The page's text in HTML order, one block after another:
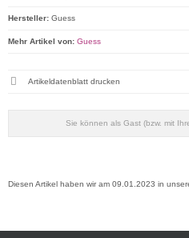
Sie können als Gast (bzw. mit
Hersteller: Guess
Mehr Artikel von: Guess
Artikeldatenblatt drucken
Diesen Artikel haben wir am 09.01.2023 in